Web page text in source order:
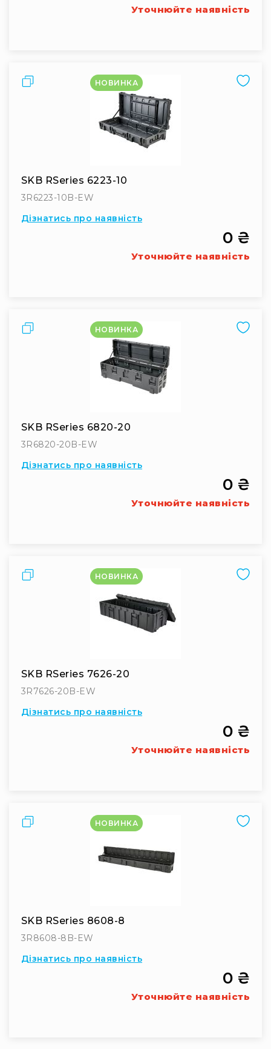
Уточнюйте наявність
Порівняти НОВИНКА
SKB RSeries 6223-10
3R6223-10B-EW
Дізнатись про наявність
Уточнюйте наявність
0 ₴
Порівняти НОВИНКА
SKB RSeries 6820-20
3R6820-20B-EW
Дізнатись про наявність
Уточнюйте наявність
0 ₴
Порівняти НОВИНКА
SKB RSeries 7626-20
3R7626-20B-EW
Дізнатись про наявність
Уточнюйте наявність
0 ₴
Порівняти НОВИНКА
SKB RSeries 8608-8
3R8608-8B-EW
Дізнатись про наявність
Уточнюйте наявність
0 ₴